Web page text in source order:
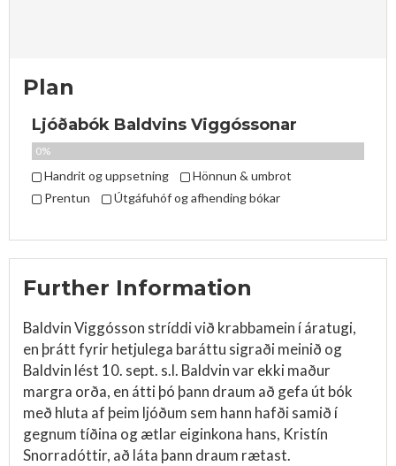
Plan
Ljóðabók Baldvins Viggóssonar
0%
Handrit og uppsetning
Hönnun & umbrot
Prentun
Útgáfuhóf og afhending bókar
Further Information
Baldvin Viggósson stríddi við krabbamein í áratugi,
en þrátt fyrir hetjulega baráttu sigraði meinið og
Baldvin lést 10. sept. s.l. Baldvin var ekki maður
margra orða, en átti þó þann draum að gefa út bók
með hluta af þeim ljóðum sem hann hafði samið í
gegnum tíðina og ætlar eiginkona hans, Kristín
Snorradóttir, að láta þann draum rætast.